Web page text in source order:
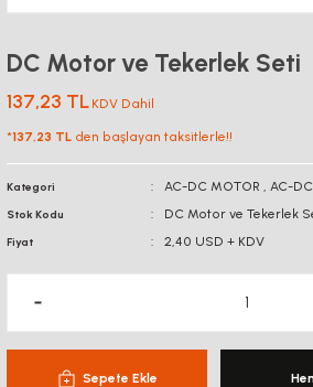
DC Motor ve Tekerlek Seti
137,23 TL KDV Dahil
*137,23 TL den başlayan taksitlerle!!
Kategori AC-DC MOTOR , AC-
Stok Kodu DC Motor ve Tekerlek
Fiyat 2,40 USD + KDV
Sepete Ekle